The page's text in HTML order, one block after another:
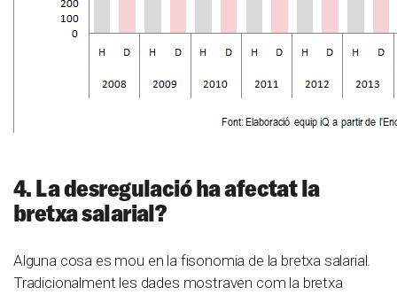
4. La desregulació ha afectat la
bretxa salarial?
Alguna cosa es mou en la fisonomia de la bretxa salarial.
Tradicionalment les dades mostraven com la bretxa